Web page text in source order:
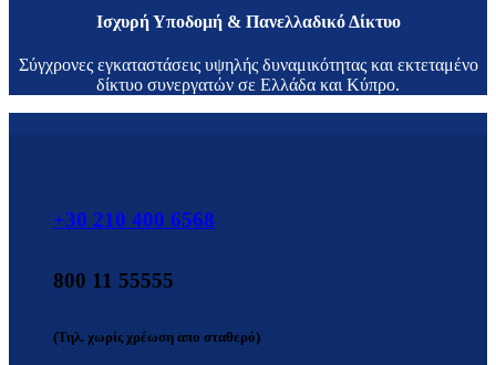
Ισχυρή Υποδομή & Πανελλαδικό Δίκτυο
Σύγχρονες εγκαταστάσεις υψηλής δυναμικότητας και εκτεταμένο
δίκτυο συνεργατών σε Ελλάδα και Κύπρο.
+30 210 400 6568
800 11 55555
(Τηλ. χωρίς χρέωση απο σταθερό)